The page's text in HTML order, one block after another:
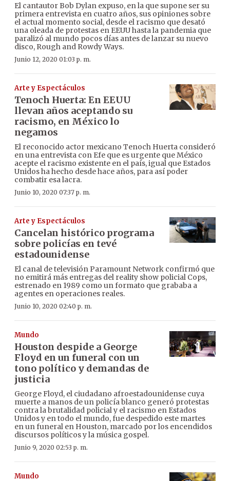
El cantautor Bob Dylan expuso, en la que supone ser su
primera entrevista en cuatro años, sus opiniones sobre
el actual momento social, desde el racismo que desató
una oleada de protestas en EEUU hasta la pandemia que
paralizó al mundo pocos días antes de lanzar su nuevo
disco, Rough and Rowdy Ways.
Junio 12, 2020 01:03 p. m.
Arte y Espectáculos
Tenoch Huerta: En EEUU
llevan años aceptando su
racismo, en México lo
negamos
El reconocido actor mexicano Tenoch Huerta consideró
en una entrevista con Efe que es urgente que México
acepte el racismo existente en el país, igual que Estados
Unidos ha hecho desde hace años, para así poder
combatir esa lacra.
Junio 10, 2020 07:37 p. m.
Arte y Espectáculos
Cancelan histórico programa
sobre policías en tevé
estadounidense
El canal de televisión Paramount Network confirmó que
no emitirá más entregas del reality show policial Cops,
estrenado en 1989 como un formato que grababa a
agentes en operaciones reales.
Junio 10, 2020 02:40 p. m.
Mundo
Houston despide a George
Floyd en un funeral con un
tono político y demandas de
justicia
George Floyd, el ciudadano afroestadounidense cuya
muerte a manos de un policía blanco generó protestas
contra la brutalidad policial y el racismo en Estados
Unidos y en todo el mundo, fue despedido este martes
en un funeral en Houston, marcado por los encendidos
discursos políticos y la música gospel.
Junio 9, 2020 02:53 p. m.
Mundo